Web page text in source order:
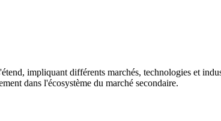
impliquant différents marchés, technologies et
dans l'écosystème du marché secondaire.